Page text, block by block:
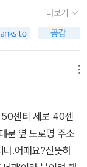
러미 사전》, 《미래
》, 《책숲마실》,
움》, 《이오덕 마
리집 텃노랑(토종
는 '너무 늦게' 들어
타야 한다.그러나
으니.그리고 즐겁
싶지만....'파운데
있을것 같아요. ^
예요. 하지만 이책
을 이렇게 끝내버
의 샌드맨' 예전부
생각해보다가 생일
수 있지만 다 읽고
를 식히고(?) 싶을
늘 이 두권의 책
을 읽을까 고민하
어요..... 제목 때문
는 아이의 이야기
책 내용을 알았다
는 이야기라면 좋
들을 생각하면 눈
때가 어디있다고....
는 사람들이 나타
더보기
50센티 세로 40센
문 옆 도로명 주소
다.어때요?산뜻하